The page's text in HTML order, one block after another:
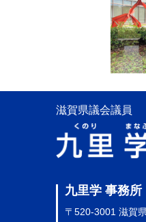
滋賀県議会議員
九里学 事務所
〒520-3001 滋賀